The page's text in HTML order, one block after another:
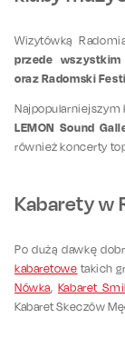
Wizytówką
przede
oraz Radomski
LEMON Sound
również koncerty
Kabarety w
Po dużą dawkę
kabaretowe takich
Nówka, Kabaret
Kabaret Skeczów